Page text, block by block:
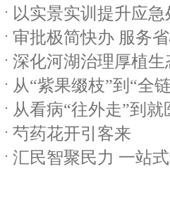
以实景实训提升应急
审批极简快办 服务
深化河湖治理厚植生
从“紫果缀枝”到“全
从看病“往外走”到就
芍药花开引客来
汇民智聚民力 一站